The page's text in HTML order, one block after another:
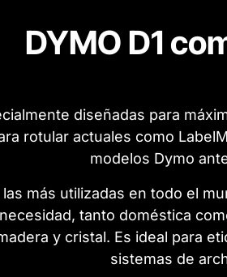
DYMO D1
diseñadas para
rotular actuales como
modelos Dymo
más utilizadas en todo el
tanto doméstica
y cristal. Es ideal para
sistemas de